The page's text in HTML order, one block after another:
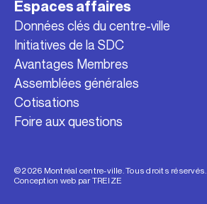
Espaces affaires
Données clés du centre-ville
Initiatives de la SDC
Avantages Membres
Assemblées générales
Cotisations
Foire aux questions
© 2026 Montréal centre-ville. Tous droits réservés.
Conception web parTREIZE